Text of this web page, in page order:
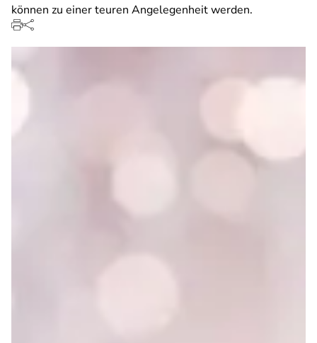
können zu einer teuren Angelegenheit werden.